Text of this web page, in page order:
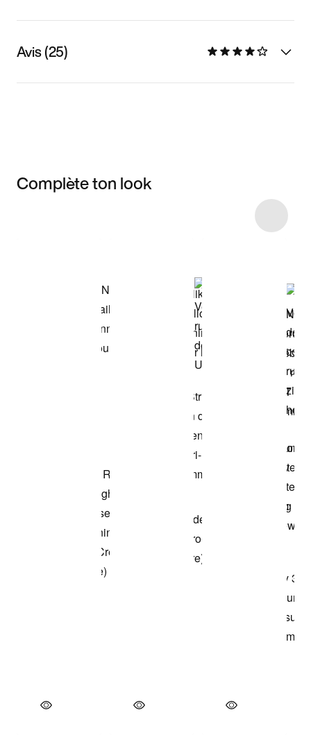
Avis (25)
Complète ton look